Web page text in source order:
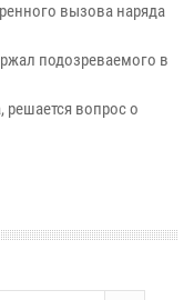
вызова наряда
подозреваемого в
решается вопрос о